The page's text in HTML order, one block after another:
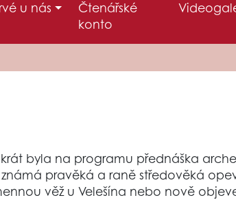
u nás
Čtenářské
konto
byla na programu přednáška
pravěká a raně středověká
věž u Velešína nebo nově